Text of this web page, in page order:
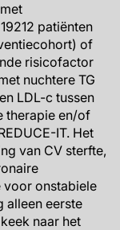
patiënten
of
risicofactor
nuchtere TG
LDL-c tussen
therapie en/of
IT. Het
van CV sterfte,
voor onstabiele
alleen eerste
naar het